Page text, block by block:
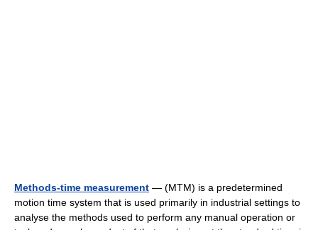
Methods-time measurement — (MTM) is a predetermined
motion time system that is used primarily in industrial settings to
analyse the methods used to perform any manual operation or